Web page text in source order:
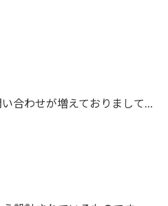
合わせが増えておりまして…